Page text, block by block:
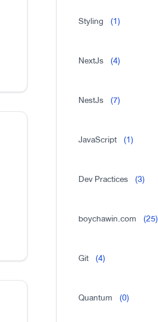
Styling (1)
NextJs (4)
NestJs (7)
JavaScript (1)
Dev Practices (3)
boychawin.com (25)
Git (4)
Quantum (0)